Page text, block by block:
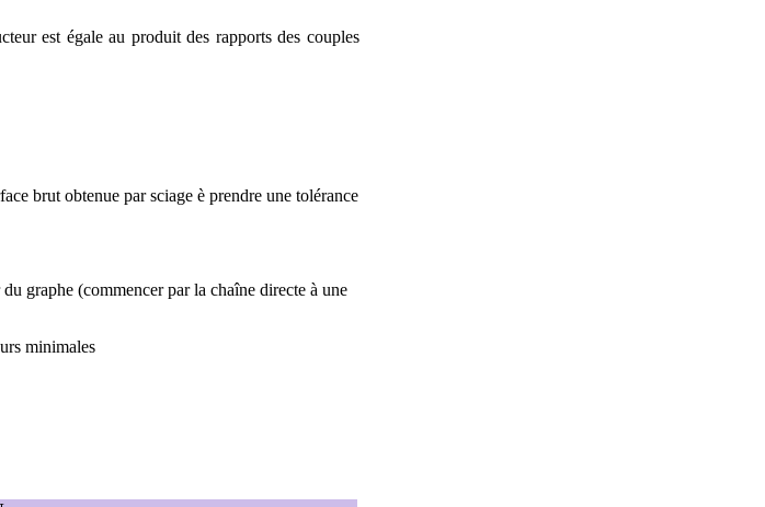
est égale au produit des rapports des couples
brut obtenue par sciage è prendre une tolérance
graphe (commencer par la chaîne directe à une
minimales